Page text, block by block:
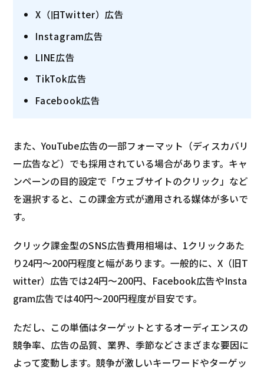
X（旧Twitter）広告
Instagram広告
LINE広告
TikTok広告
Facebook広告
また、YouTube広告の一部フォーマット（ディスカバリ
ー広告など）でも採用されている場合があります。キャ
ンペーンの目的設定で「ウェブサイトのクリック」など
を選択すると、この課金方式が適用される媒体が多いで
す。
クリック課金型のSNS広告費用相場は、1クリックあた
り24円～200円程度と幅があります。一般的に、X（旧T
witter）広告では24円～200円、Facebook広告やInsta
gram広告では40円～200円程度が目安です。
ただし、この単価はターゲットとするオーディエンスの
競争率、広告の品質、業界、季節などさまざまな要因に
よって変動します。競争が激しいキーワードやターゲッ